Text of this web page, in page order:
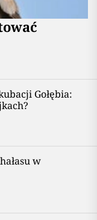
Gołębia:
w